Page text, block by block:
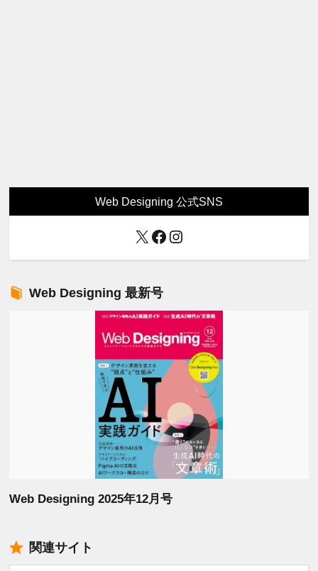
Web Designing 公式SNS
X Facebook
Instagram
Web Designing 最新号
Web Designing 2025年12月号
関連サイト